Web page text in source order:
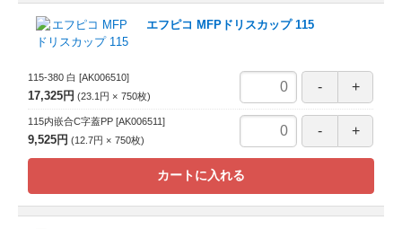
エフピコ MFPドリスカップ 115
115-380 白 [AK006510]
17,325円 23.1円 750枚
115内嵌合C字蓋PP [AK006511]
9,525円 12.7円 750枚
カートに入れる